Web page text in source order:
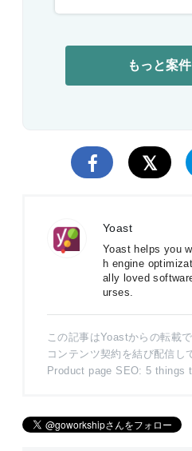
もっと案
Yoast
Yoast helps you
h engine
ally loved
urses.
この記事はYoastからの転載
コンテンツ契約を結び配信し
Product page SEO: 5 things